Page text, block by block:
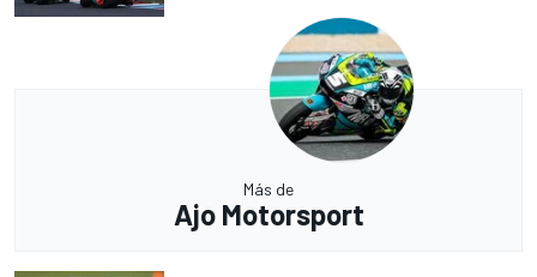
Más de
Ajo Motorsport